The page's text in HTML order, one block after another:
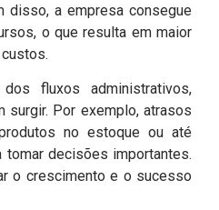
disso, a empresa consegue
o que resulta em maior
fluxos administrativos,
surgir. Por exemplo, atrasos
no estoque ou até
decisões importantes.
o crescimento e o sucesso